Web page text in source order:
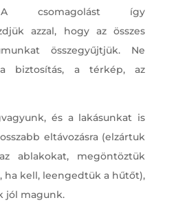
A csomagolást így
azzal, hogy az összes
összegyűjtjük. Ne
biztosítás, a térkép, az
és a lakásunkat is
eltávozásra (elzártuk
ablakokat, megöntöztük
ha kell, leengedtük a hűtőt),
jól magunk.